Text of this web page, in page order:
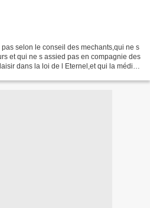
selon le conseil des mechants,qui ne s
et qui ne s assied pas en compagnie des
dans la loi de l Eternel,et qui la médite